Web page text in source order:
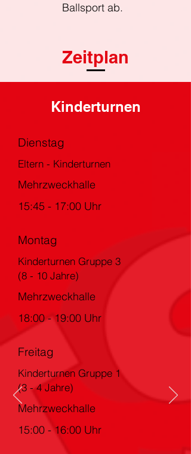
Ballsport ab.
Zeitplan
Kinderturnen
Dienstag
Eltern - Kinderturnen
Mehrzweckhalle
15:45 - 17:00 Uhr
Montag
Kinderturnen Gruppe 3
(8 - 10 Jahre)
Mehrzweckhalle
18:00 - 19:00 Uhr
Freitag
Kinderturnen Gruppe 1
(3 - 4 Jahre)
Mehrzweckhalle
15:00 - 16:00 Uhr